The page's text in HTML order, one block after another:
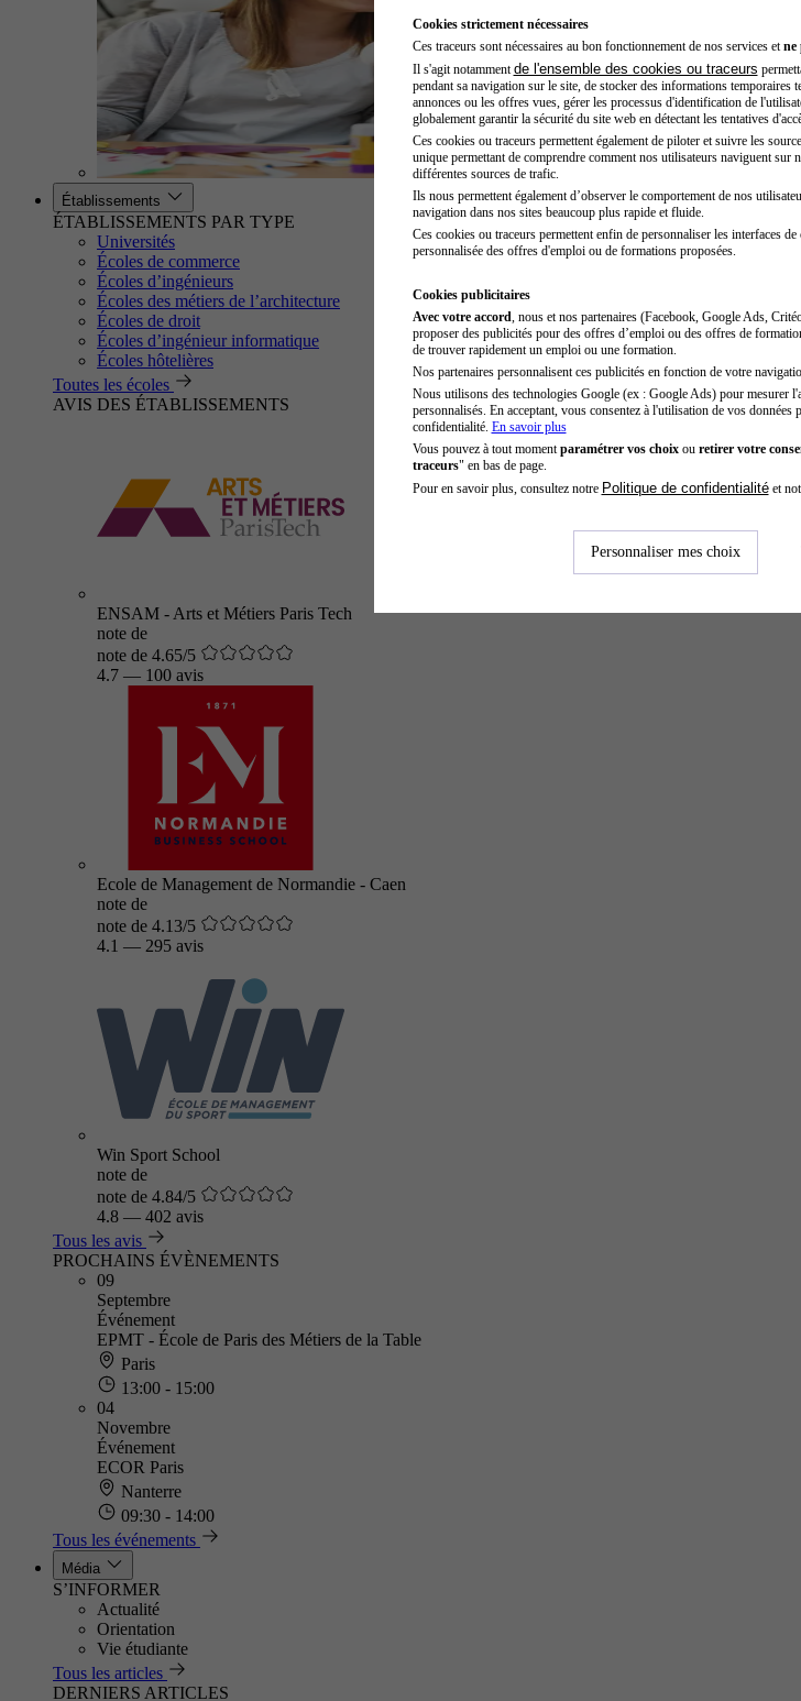
Établissements
ÉTABLISSEMENTS PAR TYPE
Universités
Écoles de commerce
Écoles d’ingénieurs
Écoles des métiers de l’architecture
Écoles de droit
Écoles d’ingénieur informatique
Écoles hôtelières
Toutes les écoles
AVIS DES ÉTABLISSEMENTS
ENSAM - Arts et Métiers Paris Tech
note de
note de 4.65/5
4.7 — 100 avis
Ecole de Management de Normandie - Caen
note de
note de 4.13/5
4.1 — 295 avis
Win Sport School
note de
note de 4.84/5
4.8 — 402 avis
Tous les avis
PROCHAINS ÉVÈNEMENTS
09
Septembre
Événement
EPMT - École de Paris des Métiers de la Table
Paris
13:00 - 15:00
04
Novembre
Événement
ECOR Paris
Nanterre
09:30 - 14:00
Tous les événements
Média
S’INFORMER
Actualité
Orientation
Vie étudiante
Tous les articles
DERNIERS ARTICLES
Cookies strictement nécessaires
Ces traceurs sont nécessaires au bon fonctionnement de nos services et ne
Il s'agit notamment de l'ensemble des cookies ou traceurs
pendant sa navigation sur le site, de stocker des informations temporaires
annonces ou les offres vues, gérer les processus d'identification de
globalement garantir la sécurité du site web en détectant les tentatives
Ces cookies ou traceurs permettent également de piloter et suivre les
unique permettant de comprendre comment nos utilisateurs naviguent sur
différentes sources de trafic.
Ils nous permettent également d’observer le comportement de nos
navigation dans nos sites beaucoup plus rapide et fluide.
Ces cookies ou traceurs permettent enfin de personnaliser les interfaces
personnalisée des offres d'emploi ou de formations proposées.
Cookies publicitaires
Avec votre accord , nous et nos partenaires (Facebook, Google Ads,
proposer des publicités pour des offres d’emploi ou des offres de
de trouver rapidement un emploi ou une formation.
Nos partenaires personnalisent ces publicités en fonction de votre
Nous utilisons des technologies Google (ex : Google Ads) pour mesurer
personnalisés. En acceptant, vous consentez à l'utilisation de vos
confidentialité. En savoir plus
Vous pouvez à tout moment paramétrer vos choixou retirer votre
traceurs" en bas de page.
Pour en savoir plus, consultez notre Politique de confidentialitéet
Personnaliser mes choix